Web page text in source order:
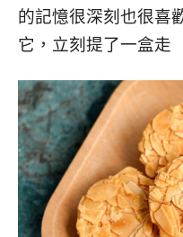
的記憶很深刻也很喜
它，立刻提了一盒走